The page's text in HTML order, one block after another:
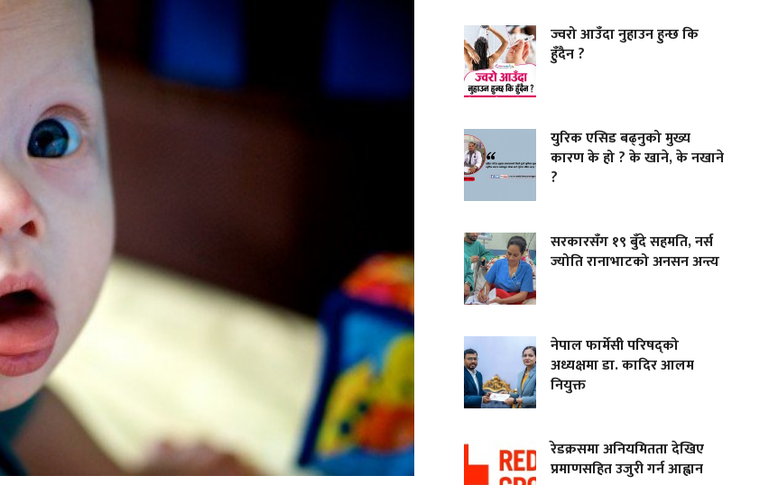
ज्वरो आउँदा नुहाउन हुन्छ कि
हुँदैन ?
युरिक एसिड बढ्नुको मुख्य
कारण के हो ? के खाने, के नखाने
?
सरकारसँग १९ बुँदे सहमति, नर्स
ज्योति रानाभाटको अनसन अन्त्य
नेपाल फार्मेसी परिषद्को
अध्यक्षमा डा. कादिर आलम
नियुक्त
रेडक्रसमा अनियमितता देखिए
प्रमाणसहित उजुरी गर्न आह्वान